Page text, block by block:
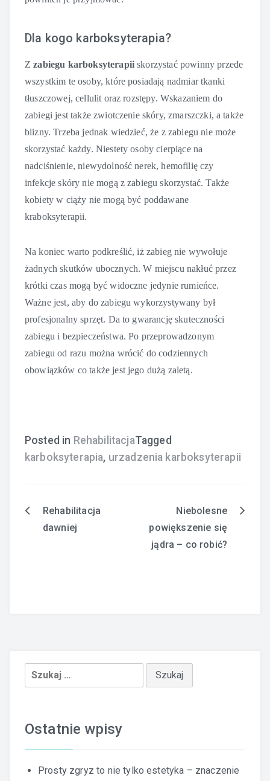
Dla kogo karboksyterapia?
Zzabiegu karboksyterapii skorzystać powinny przede
wszystkim te osoby, które posiadają nadmiar tkanki
tłuszczowej, cellulit oraz rozstępy. Wskazaniem do
zabiegi jest także zwiotczenie skóry, zmarszczki, a także
blizny. Trzeba jednak wiedzieć, że z zabiegu nie może
skorzystać każdy. Niestety osoby cierpiące na
nadciśnienie, niewydolność nerek, hemofilię czy
infekcje skóry nie mogą z zabiegu skorzystać. Także
kobiety w ciąży nie mogą być poddawane
kraboksyterapii.
Na koniec warto podkreślić, iż zabieg nie wywołuje
żadnych skutków ubocznych. W miejscu nakłuć przez
krótki czas mogą być widoczne jedynie rumieńce.
Ważne jest, aby do zabiegu wykorzystywany był
profesjonalny sprzęt. Da to gwarancję skuteczności
zabiegu i bezpieczeństwa. Po przeprowadzonym
zabiegu od razu można wrócić do codziennych
obowiązków co także jest jego dużą zaletą.
Posted in RehabilitacjaTagged
karboksyterapia, urzadzenia karboksyterapii
Nawigacja
Rehabilitacja
dawniej
Niebolesne
powiększenie się
jądra – co robić?
Szukaj:
Ostatnie wpisy
Prosty zgryz to nie tylko estetyka – znaczenie